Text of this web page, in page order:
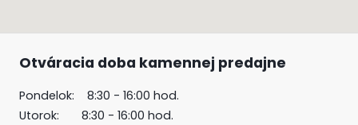
Otváracia doba kamennej predajne
Pondelok: 8:30 - 16:00 hod.
Utorok: 8:30 - 16:00 hod.